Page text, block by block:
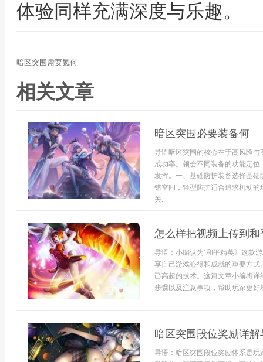
体验同样充满深度与乐趣。
暗区突围需要氪何
相关文章
暗区突围必要装备何
导语暗区突围的核心在于高风险
成功率。领会不同装备的功能定
发挥。一、基础防护装备选择基
错空间，轻型防护适合追求机动
关...
怎么样把视频上传到和
导语：小编认为‘和平精英》这款
享自己游戏心得和成就的重要方
己高超的技术。这篇文章小编将
步骤以及注意事项，帮助玩家更好
暗区突围段位奖励详
导语：暗区突围段位奖励体系是